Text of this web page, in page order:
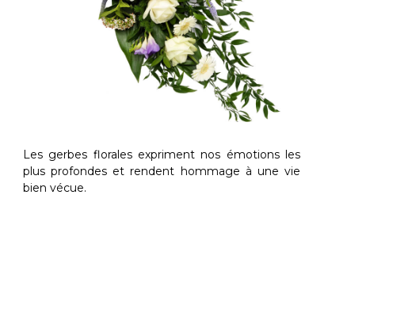
Les gerbes florales expriment nos émotions les
plus profondes et rendent hommage à une vie
bien vécue.